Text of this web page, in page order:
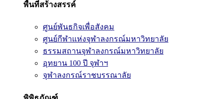
พื้นที่สร้างสรรค์
ศูนย์พันธกิจเพื่อสังคม
ศูนย์กีฬาแห่งจุฬาลงกรณ์มหาวิทยาลัย
ธรรมสถานจุฬาลงกรณ์มหาวิทยาลัย
อุทยาน 100 ปี จุฬาฯ
จุฬาลงกรณ์ราชบรรณาลัย